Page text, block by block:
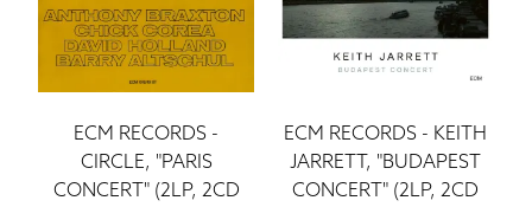
ECM RECORDS -
CIRCLE, "PARIS
CONCERT" (2LP, 2CD
ECM RECORDS - KEITH
JARRETT, "BUDAPEST
CONCERT" (2LP, 2CD